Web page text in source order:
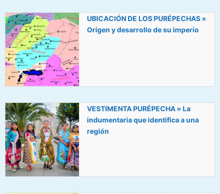
UBICACIÓN DE LOS PURÉPECHAS »
Orígen y desarrollo de su imperio
VESTIMENTA PURÉPECHA » La
indumentaria que identifica a una
región